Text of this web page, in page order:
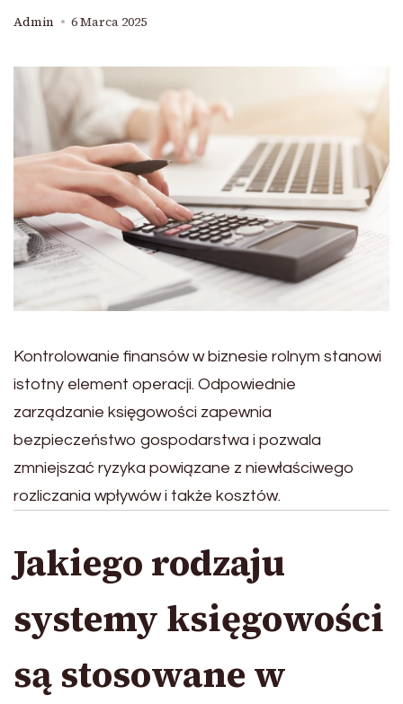
Admin 6 Marca 2025
Kontrolowanie finansów w biznesie rolnym stanowi
istotny element operacji. Odpowiednie
zarządzanie księgowości zapewnia
bezpieczeństwo gospodarstwa i pozwala
zmniejszać ryzyka powiązane z niewłaściwego
rozliczania wpływów i także kosztów.
Jakiego rodzaju
systemy księgowości
są stosowane w